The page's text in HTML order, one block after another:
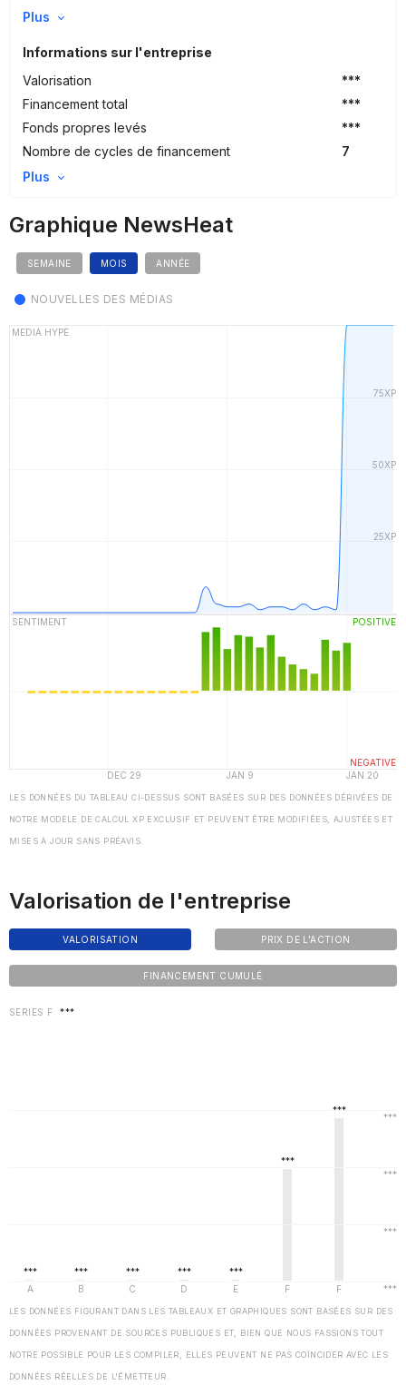
Plus
Informations sur l'entreprise
Valorisation
***
Financement total
***
Fonds propres levés
***
Nombre de cycles de financement
7
Plus
Graphique NewsHeat
SEMAINE MOIS ANNÉE
NOUVELLES DES MÉDIAS
LES DONNÉES DU TABLEAU CI-DESSUS SONT BASÉES SUR DES DONNÉES DÉRIVÉES DE
NOTRE MODÈLE DE CALCUL XP EXCLUSIF ET PEUVENT ÊTRE MODIFIÉES, AJUSTÉES ET
MISES À JOUR SANS PRÉAVIS.
Valorisation de l'entreprise
VALORISATION PRIX DE L'ACTION
FINANCEMENT CUMULÉ
SERIES F ***
LES DONNÉES FIGURANT DANS LES TABLEAUX ET GRAPHIQUES SONT BASÉES SUR DES
DONNÉES PROVENANT DE SOURCES PUBLIQUES ET, BIEN QUE NOUS FASSIONS TOUT
NOTRE POSSIBLE POUR LES COMPILER, ELLES PEUVENT NE PAS COÏNCIDER AVEC LES
DONNÉES RÉELLES DE L'ÉMETTEUR.